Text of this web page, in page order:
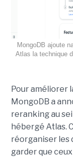
MongoDB ajoute
Atlas la technique
Pour améliorer
MongoDB a
reranking au
hébergé Atlas.
réorganiser les
garder que